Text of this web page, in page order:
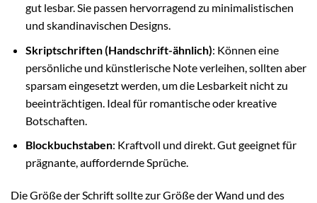
gut lesbar. Sie passen hervorragend zu minimalistischen
und skandinavischen Designs.
Skriptschriften (Handschrift-ähnlich): Können eine
persönliche und künstlerische Note verleihen, sollten aber
sparsam eingesetzt werden, um die Lesbarkeit nicht zu
beeinträchtigen. Ideal für romantische oder kreative
Botschaften.
Blockbuchstaben: Kraftvoll und direkt. Gut geeignet für
prägnante, auffordernde Sprüche.
Die Größe der Schrift sollte zur Größe der Wand und des